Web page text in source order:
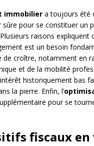
immobilier a toujours été
sûre pour se constituer un
raisons expliquent
est un besoin
de croître, notamment en
et de la mobilité
historiquement bas
la pierre. Enfin, l’
pour se
fiscaux